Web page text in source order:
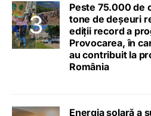
Peste 75.000 de
tone de deșeuri
ediții record a
Provocarea, în
au contribuit la
România
Energia solară a